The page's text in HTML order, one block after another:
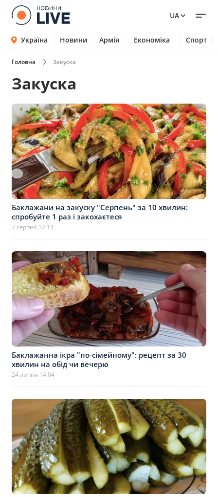
UA
Україна Новини Армія Економіка Спорт
Головна Закуска
Закуска
Баклажани на закуску "Серпень" за 10 хвилин:
спробуйте 1 раз і закохаєтеся
7 серпня 12:14
Баклажанна ікра "по-сімейному": рецепт за 30
хвилин на обід чи вечерю
24 липня 14:04